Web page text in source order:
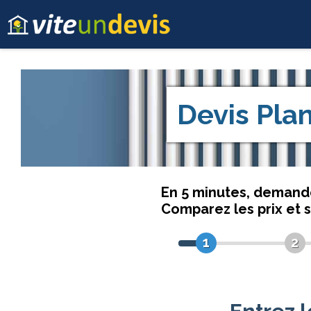
Devis
En 5 minutes,
Comparez les prix et
1
2